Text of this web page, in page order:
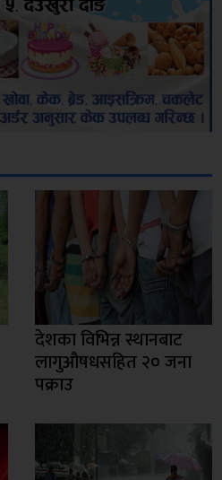
देशका विभिन्न स्थानबाट
लागुऔषधसहित २० जना
पक्राउ